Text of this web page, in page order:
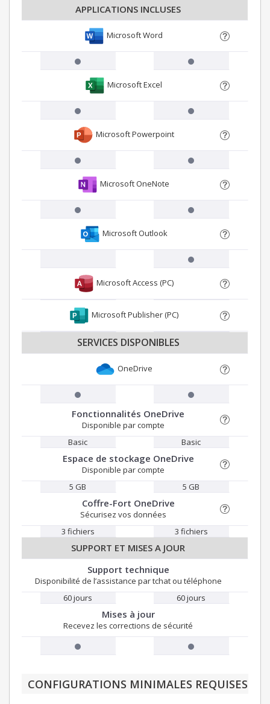
APPLICATIONS INCLUSES
Microsoft Word
Microsoft Excel
Microsoft Powerpoint
Microsoft OneNote
Microsoft Outlook
Microsoft Access (PC)
Microsoft Publisher (PC)
SERVICES DISPONIBLES
OneDrive
Fonctionnalités OneDrive
Disponible par compte
Basic
Basic
Espace de stockage OneDrive
Disponible par compte
5 GB
5 GB
Coffre-Fort OneDrive
Sécurisez vos données
3 fichiers
3 fichiers
SUPPORT ET MISES A JOUR
Support technique
Disponibilité de l’assistance par tchat ou téléphone
60 jours
60 jours
Mises à jour
Recevez les corrections de sécurité
CONFIGURATIONS MINIMALES REQUISES